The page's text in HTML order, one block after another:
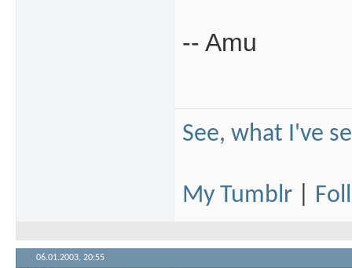
-- Amu
See, what I've
My Tumblr
06.01.2003, 20:55